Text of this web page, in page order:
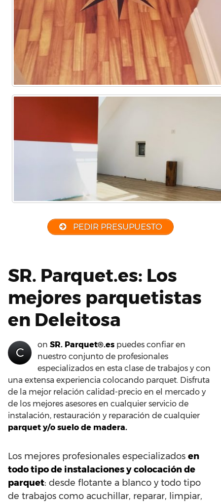
PEDIR PRESUPUESTO
SR. Parquet.es: Los
mejores parquetistas
en Deleitosa
C
on SR. Parquet®.es puedes confiar en
nuestro conjunto de profesionales
especializados en esta clase de trabajos y con
una extensa experiencia colocando parquet. Disfruta
de la mejor relación calidad-precio en el mercado y
de los mejores asesores en cualquier servicio de
instalación, restauración y reparación de cualquier
parquet y/o suelo de madera.
Los mejores profesionales especializados en
todo tipo de instalaciones y colocación de
parquet: desde flotante a blanco y todo tipo
de trabajos como acuchillar, reparar, limpiar,